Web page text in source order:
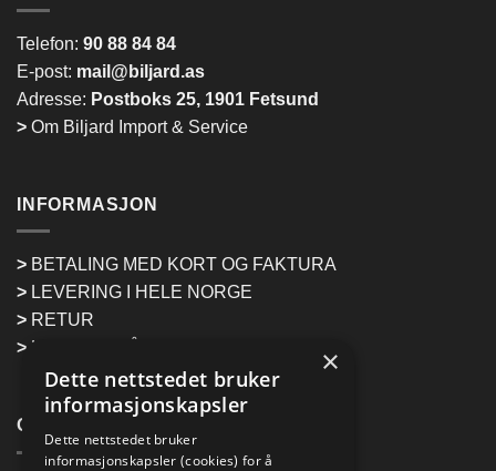
Telefon: 90 88 84 84
E-post: mail@biljard.as
Adresse: Postboks 25, 1901 Fetsund
> Om Biljard Import & Service
INFORMASJON
> BETALING MED KORT OG FAKTURA
> LEVERING I HELE NORGE
> RETUR
> HENTING PÅ LAGER
OM BILJARD IMPORT & SERVICE
×
Dette nettstedet bruker
informasjonskapsler
Dette nettstedet bruker
informasjonskapsler (cookies) for å